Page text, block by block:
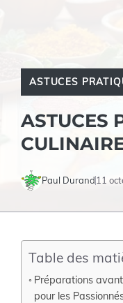
ASTUCES
ASTUCES
Paul Durand 11
Table des
Préparations
pour les